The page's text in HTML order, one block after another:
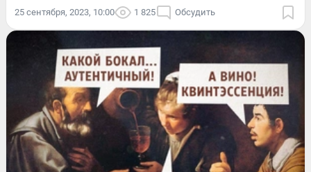
25 сентября, 2023, 10:00 1 825 Обсудить